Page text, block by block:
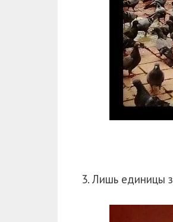
3. Лишь единицы